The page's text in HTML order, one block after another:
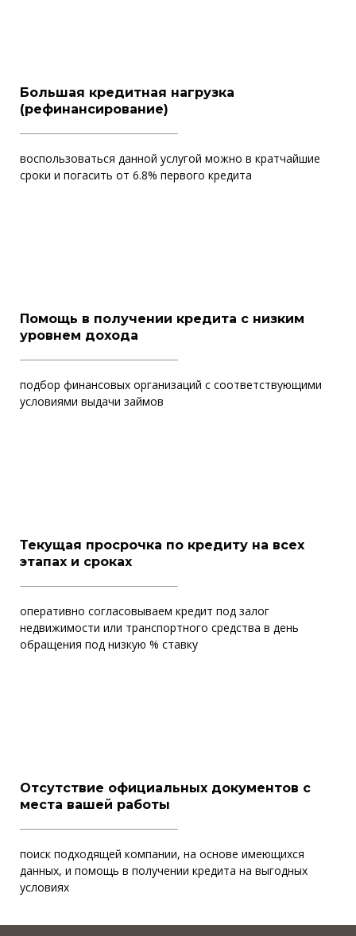
Большая кредитная нагрузка
(рефинансирование)
воспользоваться данной услугой можно в кратчайшие
сроки и погасить от 6.8% первого кредита
Помощь в получении кредита с низким
уровнем дохода
подбор финансовых организаций с соответствующими
условиями выдачи займов
Текущая просрочка по кредиту на всех
этапах и сроках
оперативно согласовываем кредит под залог
недвижимости или транспортного средства в день
обращения под низкую % ставку
Отсутствие официальных документов с
места вашей работы
поиск подходящей компании, на основе имеющихся
данных, и помощь в получении кредита на выгодных
условиях